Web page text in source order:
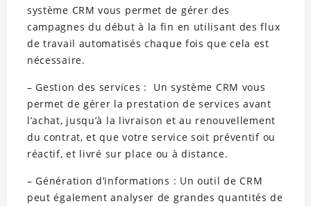
système CRM vous permet de gérer des
campagnes du début à la fin en utilisant des flux
de travail automatisés chaque fois que cela est
nécessaire.
– Gestion des services : Un système CRM vous
permet de gérer la prestation de services avant
l’achat, jusqu’à la livraison et au renouvellement
du contrat, et que votre service soit préventif ou
réactif, et livré sur place ou à distance.
– Génération d’informations : Un outil de CRM
peut également analyser de grandes quantités de